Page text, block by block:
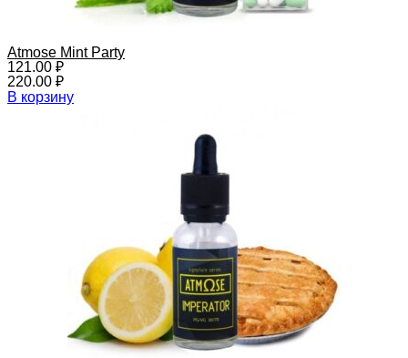
Atmose Mint Party
121.00 ₽
220.00 ₽
В корзину